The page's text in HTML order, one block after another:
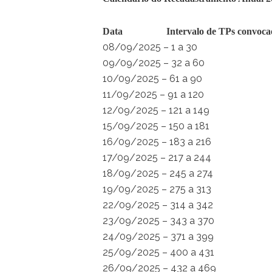
Data Intervalo de TPs
08/09/2025 – 1 a 30
09/09/2025 – 32 a 60
10/09/2025 – 61 a 90
11/09/2025 – 91 a 120
12/09/2025 – 121 a 149
15/09/2025 – 150 a 181
16/09/2025 – 183 a 216
17/09/2025 – 217 a 244
18/09/2025 – 245 a 274
19/09/2025 – 275 a 313
22/09/2025 – 314 a 342
23/09/2025 – 343 a 370
24/09/2025 – 371 a 399
25/09/2025 – 400 a 431
26/09/2025 – 432 a 469